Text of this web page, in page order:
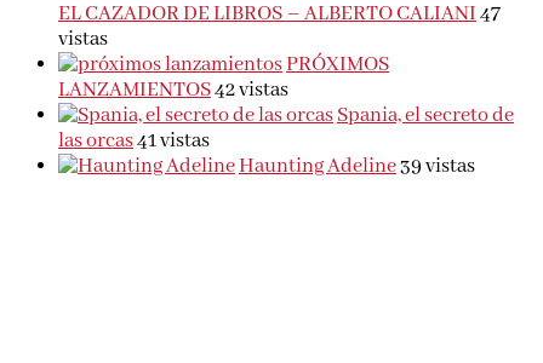
EL CAZADOR DE LIBROS – ALBERTO CALIANI47
vistas
PRÓXIMOS
LANZAMIENTOS42 vistas
Spania, el secreto de
las orcas41 vistas
Haunting Adeline39 vistas